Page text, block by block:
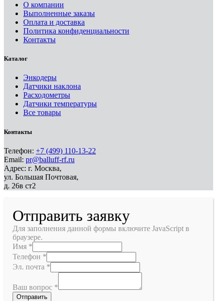
О компании
Выполненные заказы
Оплата и доставка
Политика конфиденциальности
Контакты
Каталог
Энкодеры
Датчики наклона
Расходометры
Датчики температуры
Все товары
Контакты
Телефон: +7 (499) 110-13-22
Email: pr@balluff-rf.ru
Адрес: г. Москва,
ул. Большая Почтовая,
д. 26в ст2
Отправить заявку
Для заполнения данной формы включите JavaScript в
браузере.
Имя *
Телефон *
Эл. почта *
Ваш вопрос *
Отправить